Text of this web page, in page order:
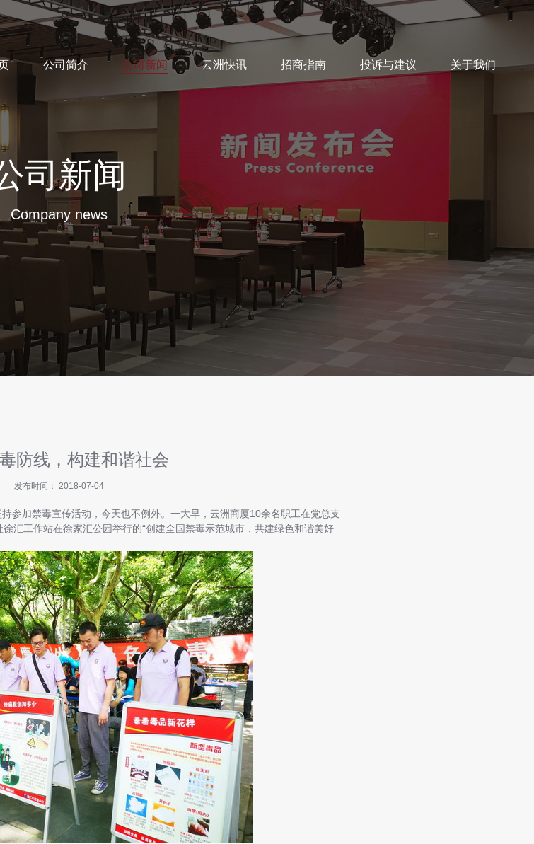
公司简介 公司新闻 云洲快讯 招商指南 投诉与建议 关于我们
司新闻
Company news
防线，构建和谐社会
发布时间： 2018-07-04
参加禁毒宣传活动，今天也不例外。一大早，云洲商厦10余名职工在党总支
汇工作站在徐家汇公园举行的“创建全国禁毒示范城市，共建绿色和谐美好